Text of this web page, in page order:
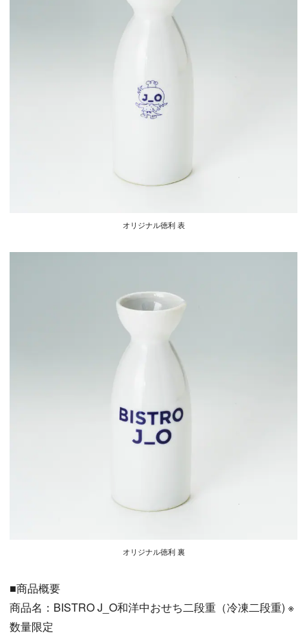
オリジナル徳利 表
オリジナル徳利 裏
■商品概要
商品名：BISTRO J_O和洋中おせち二段重（冷凍二段重) ※
数量限定